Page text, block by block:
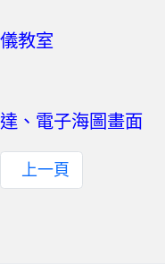
儀教室
達、電子海圖畫面
上一頁